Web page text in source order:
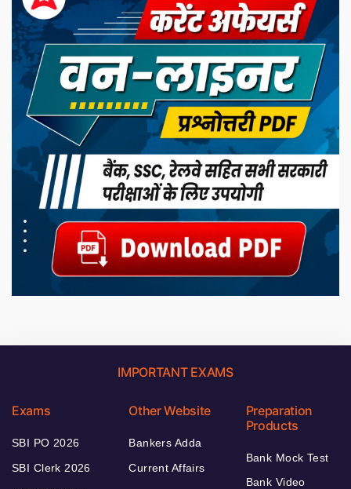
IMPORTANT EXAMS
Exams
SBI PO 2026
SBI Clerk 2026
Other Website
Bankers Adda
Current Affairs
Preparation
Products
Bank Mock Test
Bank Video